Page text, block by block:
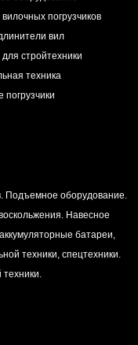
погрузчиков
вил
стройтехники
техника
погрузчики
Подъемное оборудование.
Навесное
батареи,
техники, спецтехники.
техники.